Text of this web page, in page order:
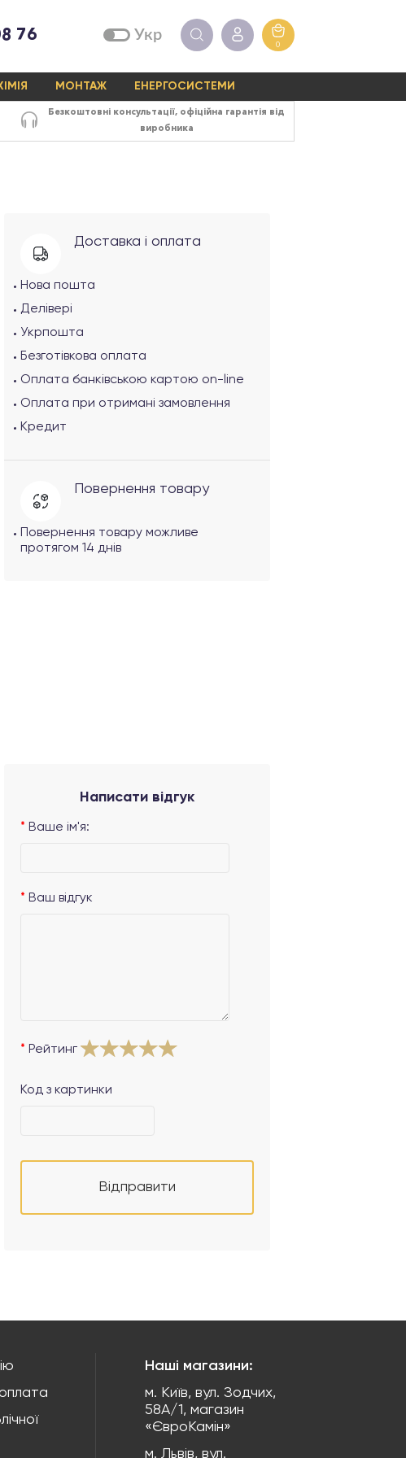
76 Укр
0
МОНТАЖ ЕНЕРГОСИСТЕМИ
Безкоштовні консультації, офіційна гарантія від
виробника
Доставка і оплата
Нова пошта
Делівері
Укрпошта
Безготівкова оплата
Оплата банківською картою on-line
Оплата при отримані замовлення
Кредит
Повернення товару
Повернення товару можливе
протягом 14 днів
Написати відгук
Ваше ім'я:
Ваш відгук
Рейтинг
Код з картинки
Відправити
Наші магазини:
м. Київ, вул. Зодчих,
58А/1, магазин
«ЄвроКамін»
м. Львів, вул.